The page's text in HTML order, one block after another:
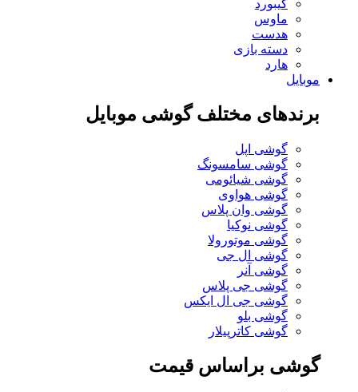
کیبورد
ماوس
هدست
دسته بازی
هارد
موبایل
برندهای مختلف گوشی موبایل
گوشی اپل
گوشی سامسونگ
گوشی شیائومی
گوشی هواوی
گوشی وان پلاس
گوشی نوکیا
گوشی موتورولا
گوشی ال جی
گوشی آنر
گوشی جی پلاس
گوشی جی ال ایکس
گوشی بلو
گوشی کاترپیلار
گوشی براساس قیمت